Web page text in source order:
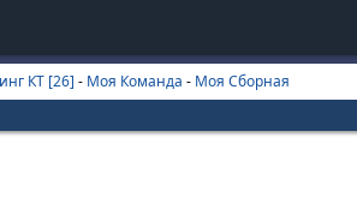
КТ [26] - Моя Команда - Моя Сборная